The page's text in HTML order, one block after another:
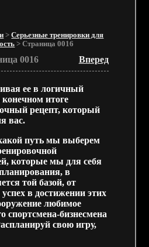
>Серьезные тренировки для
> Страница 0016
0016 Вперед
ее в логичный
итоге
рецепт, который
вас.
путь мы выберем
которые мы для себя
в
той базой, от
в достижении этих
любимое
спортсмена-бизнесмена
свою игру,